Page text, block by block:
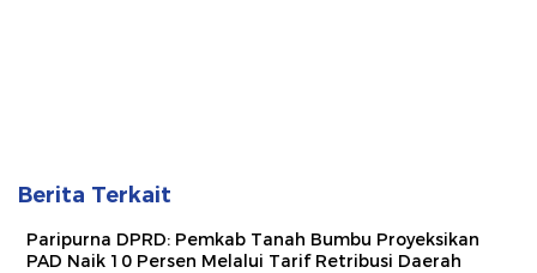
Berita Terkait
Paripurna DPRD: Pemkab Tanah Bumbu Proyeksikan
PAD Naik 10 Persen Melalui Tarif Retribusi Daerah